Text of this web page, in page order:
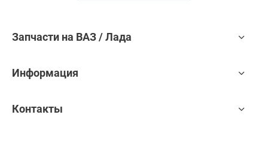
Запчасти на ВАЗ / Лада
Информация
Контакты